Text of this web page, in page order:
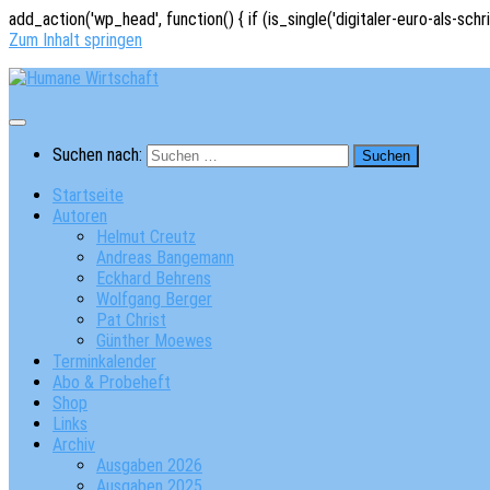
add_action('wp_head', function() { if (is_single('digitaler-euro-als-
Zum Inhalt springen
Suchen nach:
Startseite
Autoren
Helmut Creutz
Andreas Bangemann
Eckhard Behrens
Wolfgang Berger
Pat Christ
Günther Moewes
Terminkalender
Abo & Probeheft
Shop
Links
Archiv
Ausgaben 2026